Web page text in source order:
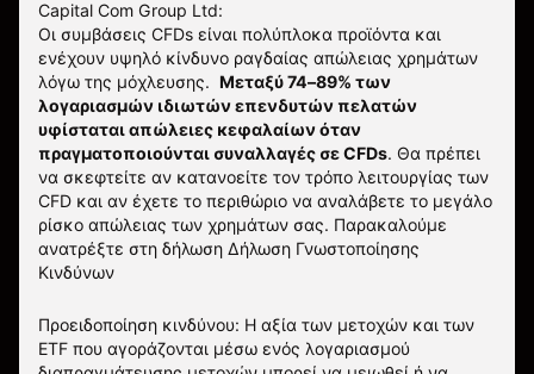
Capital Com Group Ltd:
Οι συμβάσεις CFDs είναι πολύπλοκα προϊόντα και
ενέχουν υψηλό κίνδυνο ραγδαίας απώλειας χρημάτων
λόγω της μόχλευσης. Μεταξύ 74–89% των
λογαριασμών ιδιωτών επενδυτών πελατών
υφίσταται απώλειες κεφαλαίων όταν
πραγματοποιούνται συναλλαγές σε CFDs. Θα πρέπει
να σκεφτείτε αν κατανοείτε τον τρόπο λειτουργίας των
CFD και αν έχετε το περιθώριο να αναλάβετε το μεγάλο
ρίσκο απώλειας των χρημάτων σας. Παρακαλούμε
ανατρέξτε στη δήλωση Δήλωση Γνωστοποίησης
Κινδύνων
Προειδοποίηση κινδύνου: Η αξία των μετοχών και των
ETF που αγοράζονται μέσω ενός λογαριασμού